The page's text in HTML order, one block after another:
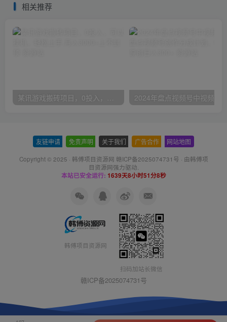
相关推荐
友链申请 免责声明 关于我们 广告合作 网站地图
Copyright © 2025 · 韩傅项目资源网 赣ICP备2025074731号 · 由韩傅项
目资源网强力驱动.
本站已安全运行: 1639天8小时51分8秒
韩傅项目资源网
扫码加站长微信
赣ICP备2025074731号